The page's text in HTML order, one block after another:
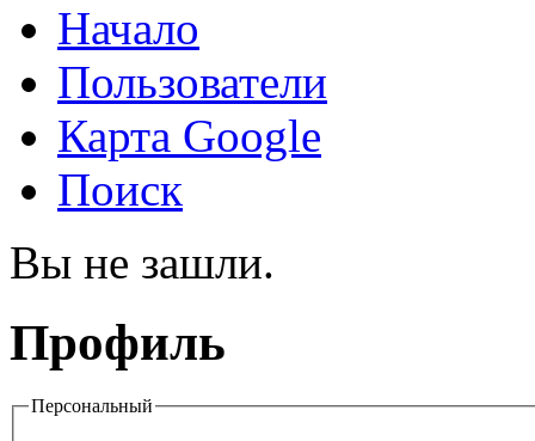
Начало
Пользователи
Карта Google
Поиск
Вы не зашли.
Профиль
Персональный